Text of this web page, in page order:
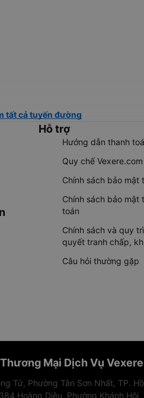
tất cả tuyến đường
Hỗ trợ
Hướng dẫn thanh
Quy chế Vexere.com
Chính sách bảo mật
Chính sách bảo mật
toán
Chính sách và quy
quyết tranh chấp,
Câu hỏi thường gặp
Mại Dịch Vụ Vexere
Tử, Phường Tân Sơn Nhất, TP.
Hoàng Diệu, Phường Khánh Hội,